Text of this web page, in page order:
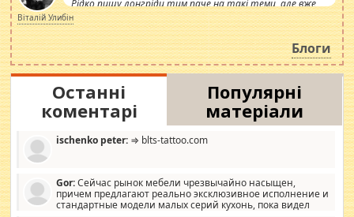
Рідко пишу лонгріди тим паче на такі теми, але вже
просто дістало! Обурюють сьогоднішні інсенуації
навколо стипендіального питання. Штучно
роздувається ще одна соціальна катастрофа.
Віталій Улибін
Блоги
Останні
коментарі
Популярні
матеріали
ischenko peter: ⇒ blts-tattoo.com
Gor:Сейчас рынок мебели чрезвычайно насыщен,
причем предлагают реально эксклюзивное исполнение и
стандартные модели малых серий кухонь, пока видел